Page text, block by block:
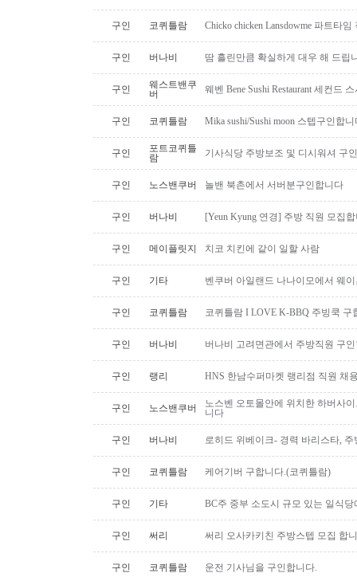
구인 코퀴틀람 Chicko chicken Lansdowme 파트타
구인 버나비 땀 흘린만큼 확실하게 대우 해 드립
구인
웨스트밴쿠
버
웨벤 Bene Sushi Restaurant 세컨드
구인 코퀴틀람 Mika sushi/Sushi moon 스텝구인합
구인
포트코퀴틀
람
기사식당 주방보조 및 디시워셔 구
구인 노스밴쿠버 놀밴 북촌에서 서버분구인합니다
구인 버나비 [Yeun Kyung 연경] 주방 직원 모집
구인 메이플릿지 치코 치킨에 같이 일할 사람
구인 기타 벤쿠버 아일랜드 나나이모에서 웨
구인 코퀴틀람 코퀴틀람 I LOVE K-BBQ 주빙쿡 구
구인 버나비 버나비 고려면관에서 주방직원 구
구인 랭리 HNS 한남수퍼마켓 랭리점 직원 채
구인 노스밴쿠버
노스벤 오토몰안에 위치한 하버사
니다
구인 버나비 로히드 위베이크- 경력 바리스타, 주
구인 코퀴틀람 케어기버 구합니다.(코퀴틀람)
구인 기타 BC주 중부 소도시 규모 있는 일식
구인 써리 써리 오사카키친 주방스텝 모집 합
구인 코퀴틀람 운전 기사님을 구인합니다.